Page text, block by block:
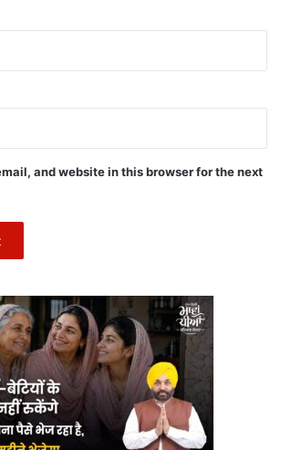
and website in this browser for the next